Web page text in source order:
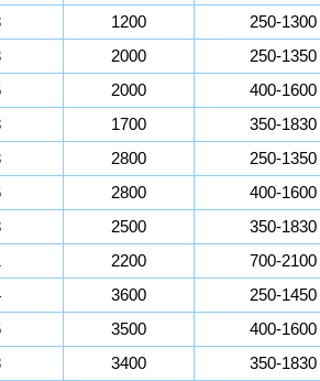
1200 250-1300
2000 250-1350
2000 400-1600
1700 350-1830
2800 250-1350
2800 400-1600
2500 350-1830
2200 700-2100
3600 250-1450
3500 400-1600
3400 350-1830